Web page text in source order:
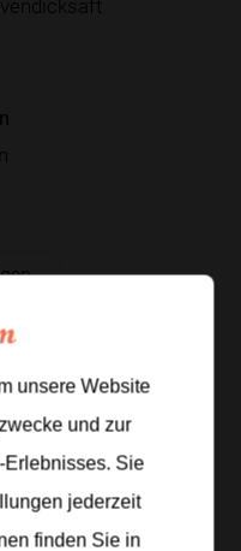
Zitronen
Scheiben
unsere Website
und zur
Erlebnisses. Sie
jederzeit
finden Sie in